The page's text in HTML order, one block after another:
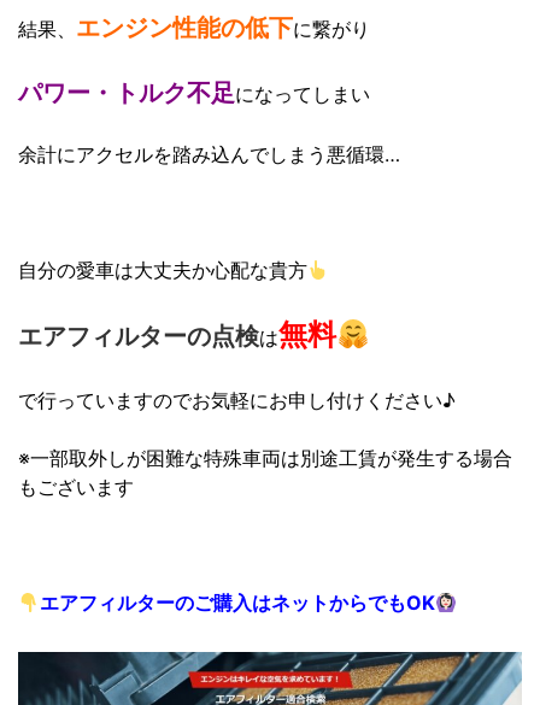
結果、 エンジン性能の低下に繋がり
パワー・トルク不足になってしまい
余計にアクセルを踏み込んでしまう悪循環…
自分の愛車は大丈夫か心配な貴方
エアフィルターの点検は無料
で行っていますのでお気軽にお申し付けください♪
※一部取外しが困難な特殊車両は別途工賃が発生する場合
もございます
エアフィルターのご購入はネットからでもOK